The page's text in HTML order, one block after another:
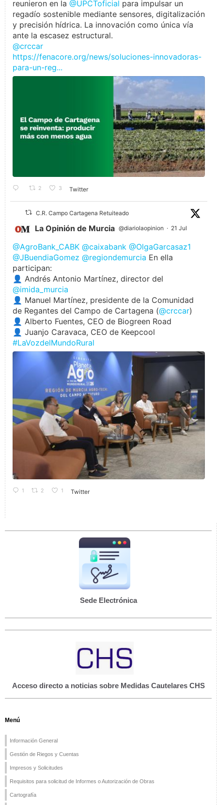
reunieron en la @UPCToficial para impulsar un
regadío sostenible mediante sensores, digitalización
y precisión hídrica. La innovación como única vía
ante la escasez estructural.
@crccar
https://fenacore.org/news/soluciones-innovadoras-
para-un-reg...
2 3 Twitter
C.R. Campo Cartagena Retuiteado
La Opinión de Murcia @diariolaopinion · 21 Jul
@AgroBank_CABK @caixabank @OlgaGarcasaz1
@JBuendiaGomez @regiondemurcia En ella
participan:
👤 Andrés Antonio Martínez, director del
@imida_murcia
👤 Manuel Martínez, presidente de la Comunidad
de Regantes del Campo de Cartagena (@crccar)
👤 Alberto Fuentes, CEO de Biogreen Road
👤 Juanjo Caravaca, CEO de Keepcool
#LaVozdelMundoRural
1 2 1 Twitter
Sede Electrónica
Acceso directo a noticias sobre Medidas Cautelares CHS
Menú
Información General
Gestión de Riegos y Cuentas
Impresos y Solicitudes
Requisitos para solicitud de Informes o Autorización de Obras
Cartografía